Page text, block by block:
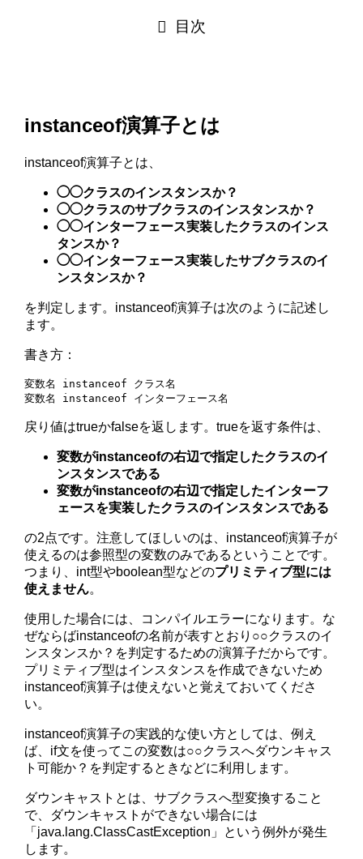
目次
instanceof演算子とは
instanceof演算子とは、
◯◯クラスのインスタンスか？
◯◯クラスのサブクラスのインスタンスか？
◯◯インターフェース実装したクラスのインス
タンスか？
◯◯インターフェース実装したサブクラスのイ
ンスタンスか？
を判定します。instanceof演算子は次のように記述し
ます。
書き方：
変数名 instanceof クラス名
変数名 instanceof インターフェース名
戻り値はtrueかfalseを返します。trueを返す条件は、
変数がinstanceofの右辺で指定したクラスのイ
ンスタンスである
変数がinstanceofの右辺で指定したインターフ
ェースを実装したクラスのインスタンスである
の2点です。注意してほしいのは、instanceof演算子が
使えるのは参照型の変数のみであるということです。
つまり、int型やboolean型などのプリミティブ型には
使えません。
使用した場合には、コンパイルエラーになります。な
ぜならばinstanceofの名前が表すとおり○○クラスのイ
ンスタンスか？を判定するための演算子だからです。
プリミティブ型はインスタンスを作成できないため
instanceof演算子は使えないと覚えておいてくださ
い。
instanceof演算子の実践的な使い方としては、例え
ば、if文を使ってこの変数は○○クラスへダウンキャス
ト可能か？を判定するときなどに利用します。
ダウンキャストとは、サブクラスへ型変換すること
で、ダウンキャストができない場合には
「java.lang.ClassCastException」という例外が発生
します。